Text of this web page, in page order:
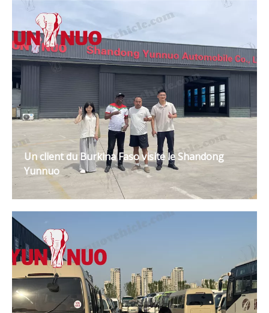
Un client du Burkina Faso visite le Shandong
Yunnuo